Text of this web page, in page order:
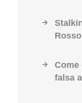
Rosso
Come
falsa